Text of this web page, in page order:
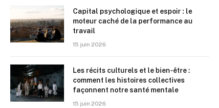
Capital psychologique et espoir : le
moteur caché de la performance au
travail
15 juin 2026
Les récits culturels et le bien-être :
comment les histoires collectives
façonnent notre santé mentale
15 juin 2026